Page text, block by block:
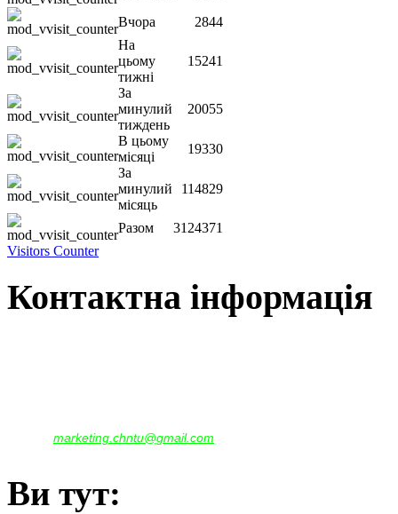
Вчора
2844
На
цьому
тижні
15241
За
минулий
тиждень
20055
В цьому
місяці
19330
За
минулий
місяць
114829
Разом
3124371
Visitors Counter
Контактна інформація
marketing.chntu@gmail.com
Ви тут: